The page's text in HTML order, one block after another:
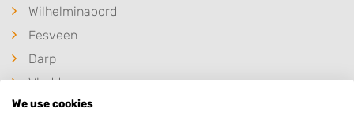
Wilhelminaoord
Eesveen
Darp
Vledderveen
Havelte
We use cookies